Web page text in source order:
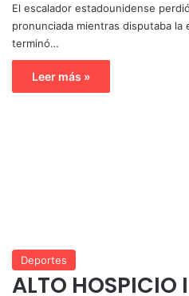
El escalador estadounidense
pronunciada mientras disputaba la
terminó…
Leer más »
Deportes
ALTO HOSPICIO